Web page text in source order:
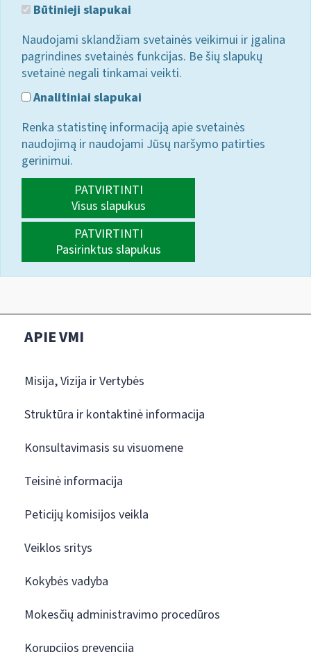
Būtinieji slapukai
Naudojami sklandžiam svetainės veikimui ir įgalina
pagrindines svetainės funkcijas. Be šių slapukų
svetainė negali tinkamai veikti.
Analitiniai slapukai
Renka statistinę informaciją apie svetainės
naudojimą ir naudojami Jūsų naršymo patirties
gerinimui.
PATVIRTINTI
Visus slapukus
PATVIRTINTI
Pasirinktus slapukus
APIE VMI
Misija, Vizija ir Vertybės
Struktūra ir kontaktinė informacija
Konsultavimasis su visuomene
Teisinė informacija
Peticijų komisijos veikla
Veiklos sritys
Kokybės vadyba
Mokesčių administravimo procedūros
Korupcijos prevencija